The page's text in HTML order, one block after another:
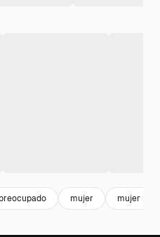
preocupado mujer mujer